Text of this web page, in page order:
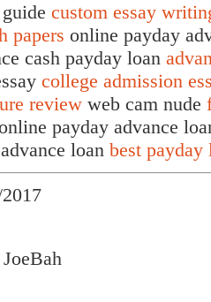
custom essay
papers online payday
cash payday loan
college admission
review web cam nude
payday advance
loan best payday